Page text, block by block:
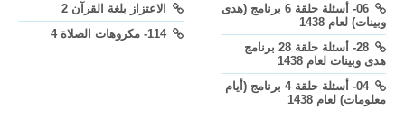
06- أسئلة حلقة 6 برنامج (هدى
وبينات) لعام 1438
28- أسئلة حلقة 28 برنامج
هدى وبينات لعام 1438
04- أسئلة حلقة 4 برنامج (أيام
معلومات) لعام 1438
الاعتزاز بلغة القرآن 2
114- مكروهات الصلاة 4